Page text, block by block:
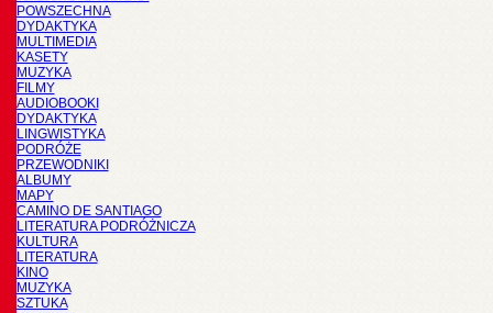
POWSZECHNA
DYDAKTYKA
MULTIMEDIA
KASETY
MUZYKA
FILMY
AUDIOBOOKI
DYDAKTYKA
LINGWISTYKA
PODRÓŻE
PRZEWODNIKI
ALBUMY
MAPY
CAMINO DE SANTIAGO
LITERATURA PODRÓŻNICZA
KULTURA
LITERATURA
KINO
MUZYKA
SZTUKA